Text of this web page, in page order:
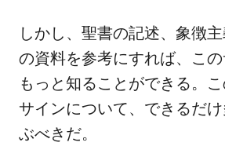
しかし、聖書の記述、象徴
の資料を参考にすれば、こ
もっと知ることができる。
サインについて、できるだ
ぶべきだ。